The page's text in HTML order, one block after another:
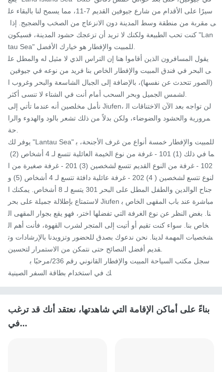
سيرًا على الأقدام من شارع جيوفين القديم 7-11، مما يسمح لنا بالبقاء عل
كنت تحب الطبيعة ولكنك لا تريد أن تزعجك حشود المدينة، فسيكون "Lan
tau Sea" للمبيت والإفطار هو خيارك الأفضل.
يقول المسافرون الذين أقاموا هنا إن التراس الذي لا مثيل له والمطل عل
(الصور تتحدث عن نفسها)، بالإضافة إلى الجبال الشاسعة والبحر وغروب ا
لشمس الجميل وبحر السحب أمام أنت في الشتاء لا تنسى أكثر.
نأمل مخلصين أنه عندما تأتي إلى Jiufen، لن تواجه بعد الآن الاختناقات ال
مرورية والحشود والضوضاء، ولكن بدلاً من ذلك تشعر بالود والهدوء والرا
حة.
يوفر لك "Lantau Sea" للمبيت والإفطار خمسة أنواع من غرف الأجنحة، ب
102 - غرفة من النوع القديم تتسع لشخصين (3) 201 - غرفة صغيرة من ا
لنوع تتسع لشخصين ( 4) 202 - غرفة عائلية دافئة تتسع لـ 4 أشخاص (5) و
جناح الوالدين والطفل المطل على البحر 301 يتسع لـ 8 أشخاص. يمكنك ا
لاستمتاع بإطلالة جميلة على بحر Jiufen مباشرة عند باب المقهى الخاص ب
نا. بغض النظر عن نوع الغرفة التي تفضلها اختر، فهو يقع بجوار المقهى ال
خاص بنا. سواء كنت تقيم أو أتيت إلى المتجر لشرب القهوة، فأنت أهم ال
شخصيات المهمة لدينا. نحن ندعوك بصدق للحضور وتزويدنا بالإرشادات وت
قديم أفضل النصائح حتى نتمكن من الاستمرار لتحسين.
ك في استخدام بطاقة السفر الصينية
بناءً على أماكن الإقامة التي شاهدتها، نعتقد أنك قد ترغب
في...